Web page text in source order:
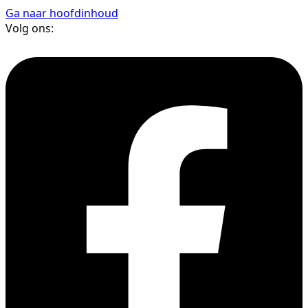
Ga naar hoofdinhoud
Volg ons: